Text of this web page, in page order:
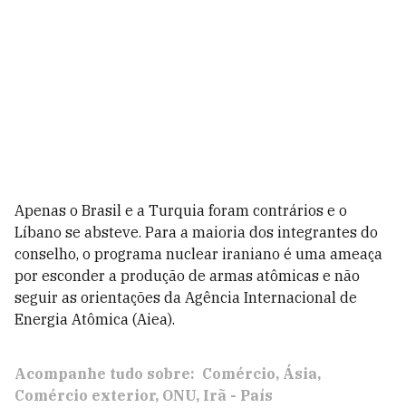
Apenas o Brasil e a Turquia foram contrários e o
Líbano se absteve. Para a maioria dos integrantes do
conselho, o programa nuclear iraniano é uma ameaça
por esconder a produção de armas atômicas e não
seguir as orientações da Agência Internacional de
Energia Atômica (Aiea).
Acompanhe tudo sobre: Comércio Ásia
Comércio exterior ONU Irã - País